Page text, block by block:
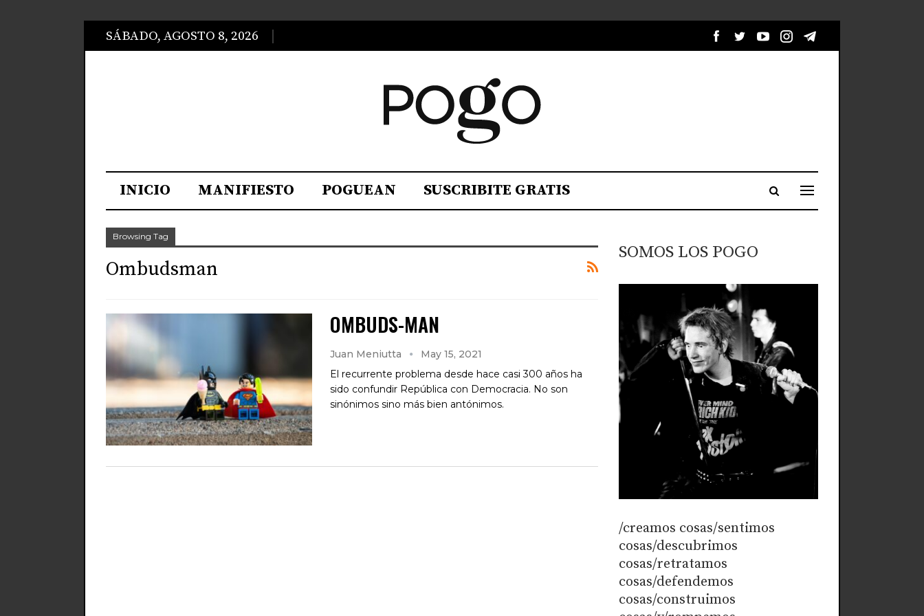
SÁBADO, AGOSTO 8, 2026
INICIO MANIFIESTO POGUEAN SUSCRIBITE GRATIS
Browsing Tag
Ombudsman
OMBUDS-MAN
Juan Meniutta
May 15, 2021
El recurrente problema desde hace casi 300 años ha
sido confundir República con Democracia. No son
sinónimos sino más bien antónimos.
SOMOS LOS POGO
/creamos cosas/sentimos
cosas/descubrimos
cosas/retratamos
cosas/defendemos
cosas/construimos